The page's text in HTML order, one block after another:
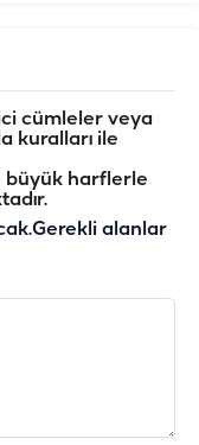
cümleler veya
kuralları ile
büyük harflerle
Gerekli alanlar